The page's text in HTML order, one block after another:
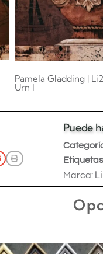
Pamela Gladding |
Urn I
Añadir al
Puede
Etiquetas
Marca: Li